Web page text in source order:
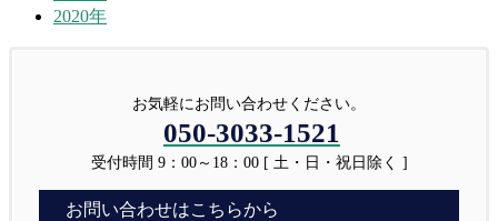
2020年
お気軽にお問い合わせください。
050-3033-1521
受付時間 9：00～18：00 [ 土・日・祝日除く ]
お問い合わせはこちらから